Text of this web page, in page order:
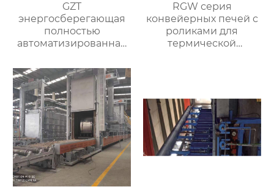
GZT
энергосберегающая
полностью
автоматизированная
контролируемой
атмосферой
RGW серия
конвейерных печей с
роликами для
термической